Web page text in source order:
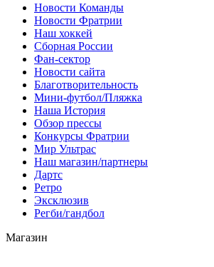
Новости Команды
Новости Фратрии
Наш хоккей
Сборная России
Фан-cектор
Новости сайта
Благотворительность
Мини-футбол/Пляжка
Наша История
Обзор прессы
Конкурсы Фратрии
Мир Ультрас
Наш магазин/партнеры
Дартс
Ретро
Эксклюзив
Регби/гандбол
Магазин